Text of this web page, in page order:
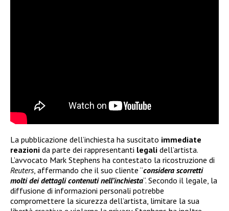
La pubblicazione dell’inchiesta ha suscitato immediate
reazioni da parte dei rappresentanti legali dell’artista.
L’avvocato Mark Stephens ha contestato la ricostruzione di
Reuters, affermando che il suo cliente “considera scorretti
molti dei dettagli contenuti nell’inchiesta“. Secondo il legale, la
diffusione di informazioni personali potrebbe
compromettere la sicurezza dell’artista, limitare la sua